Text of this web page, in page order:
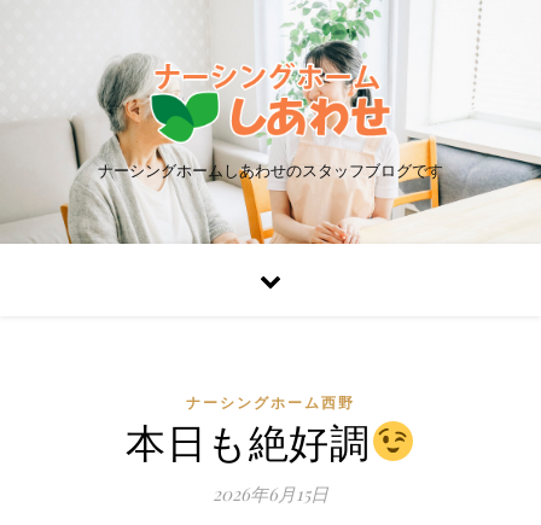
ナーシングホームしあわせのスタッフブログです
ナーシングホーム西野
本日も絶好調
2026年6月15日